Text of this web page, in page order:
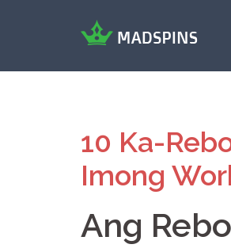
Mad
10 Ka-
Imong
Ang